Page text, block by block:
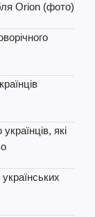
Orion (фото)
які